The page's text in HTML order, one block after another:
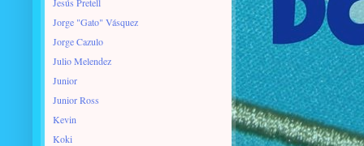
Jorge "Gato" Vásquez
Jorge Cazulo
Julio Melendez
Junior
Junior Ross
Kevin
Koki